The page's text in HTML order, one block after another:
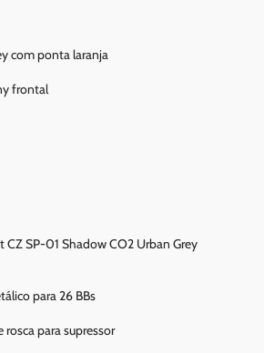
com ponta laranja
frontal
CZ SP-01 Shadow CO2 Urban Grey
para 26 BBs
rosca para supressor